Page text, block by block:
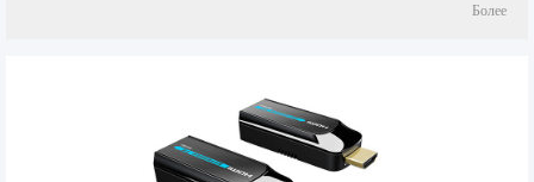
Более